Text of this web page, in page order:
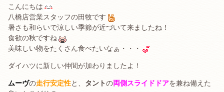
こんにちは
八橋店営業スタッフの田牧です
暑さも和らいで涼しい季節が近づいて来ましたね！
食欲の秋ですね
美味しい物をたくさん食べたいなぁ・・・
ダイハツに新しい仲間が加わりましたよ！
ムーヴの走行安定性と、 タントの両側スライドドアを兼ね備えた